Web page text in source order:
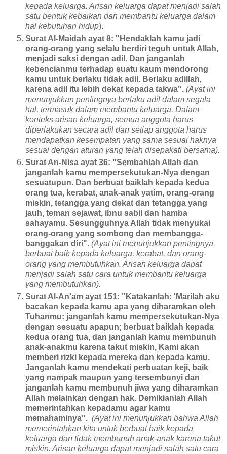
kepada keluarga. Arisan keluarga dapat menjadi salah
satu bentuk kebaikan dan membantu keluarga dalam
hal kebutuhan hidup).
Surat Al-Maidah ayat 8: "Hendaklah kamu jadi
orang-orang yang selalu berdiri teguh untuk Allah,
menjadi saksi dengan adil. Dan janganlah
kebencianmu terhadap suatu kaum mendorong
kamu untuk berlaku tidak adil. Berlaku adillah,
karena adil itu lebih dekat kepada takwa". (Ayat ini
menunjukkan pentingnya berlaku adil dalam segala
hal, termasuk dalam membantu keluarga. Dalam
konteks arisan keluarga, semua anggota harus
diperlakukan secara adil dan setiap anggota harus
mendapatkan kesempatan yang sama sesuai haknya
sesuai dengan aturan yang telah disepakati bersama).
Surat An-Nisa ayat 36: "Sembahlah Allah dan
janganlah kamu mempersekutukan-Nya dengan
sesuatupun. Dan berbuat baiklah kepada kedua
orang tua, kerabat, anak-anak yatim, orang-orang
miskin, tetangga yang dekat dan tetangga yang
jauh, teman sejawat, ibnu sabil dan hamba
sahayamu. Sesungguhnya Allah tidak menyukai
orang-orang yang sombong dan membangga-
banggakan diri". (Ayat ini menunjukkan pentingnya
berbuat baik kepada keluarga, kerabat, dan orang-
orang yang membutuhkan. Arisan keluarga dapat
menjadi salah satu cara untuk membantu keluarga
yang membutuhkan).
Surat Al-An'am ayat 151: "Katakanlah: 'Marilah aku
bacakan kepada kamu apa yang diharamkan oleh
Tuhanmu: janganlah kamu mempersekutukan-Nya
dengan sesuatu apapun; berbuat baiklah kepada
kedua orang tua, dan janganlah kamu membunuh
anak-anakmu karena takut miskin, Kami akan
memberi rizki kepada mereka dan kepada kamu.
Janganlah kamu mendekati perbuatan keji, baik
yang nampak maupun yang tersembunyi dan
janganlah kamu membunuh jiwa yang diharamkan
Allah melainkan dengan hak. Demikianlah Allah
memerintahkan kepadamu agar kamu
memahaminya". (Ayat ini menunjukkan bahwa Allah
memerintahkan kita untuk berbuat baik kepada
keluarga dan tidak membunuh anak-anak karena takut
miskin. Arisan keluarga dapat menjadi salah satu cara